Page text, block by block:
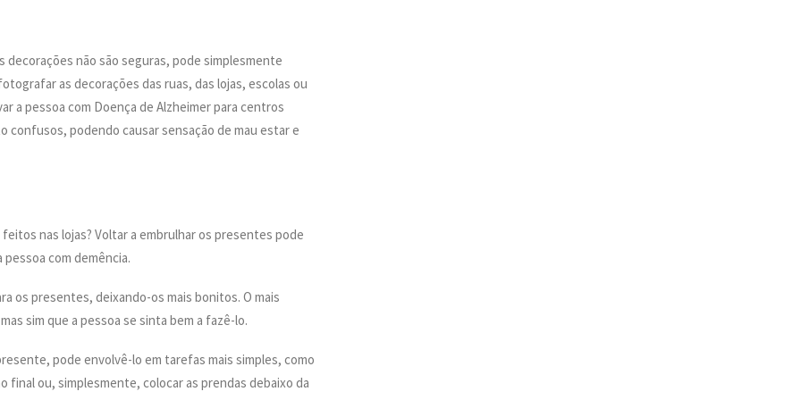
decorações não são seguras, pode simplesmente
as decorações das ruas, das lojas, escolas ou
a pessoa com Doença de Alzheimer para centros
confusos, podendo causar sensação de mau estar e
nas lojas? Voltar a embrulhar os presentes pode
com demência.
os presentes, deixando-os mais bonitos. O mais
sim que a pessoa se sinta bem a fazê-lo.
pode envolvê-lo em tarefas mais simples, como
final ou, simplesmente, colocar as prendas debaixo da